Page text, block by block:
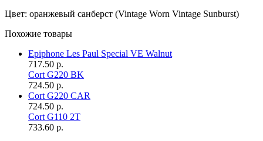
Цвет: оранжевый санберст (Vintage Worn Vintage Sunburst)
Похожие товары
Epiphone Les Paul Special VE Walnut
717.50 р.
Cort G220 BK
724.50 р.
Cort G220 CAR
724.50 р.
Cort G110 2T
733.60 р.